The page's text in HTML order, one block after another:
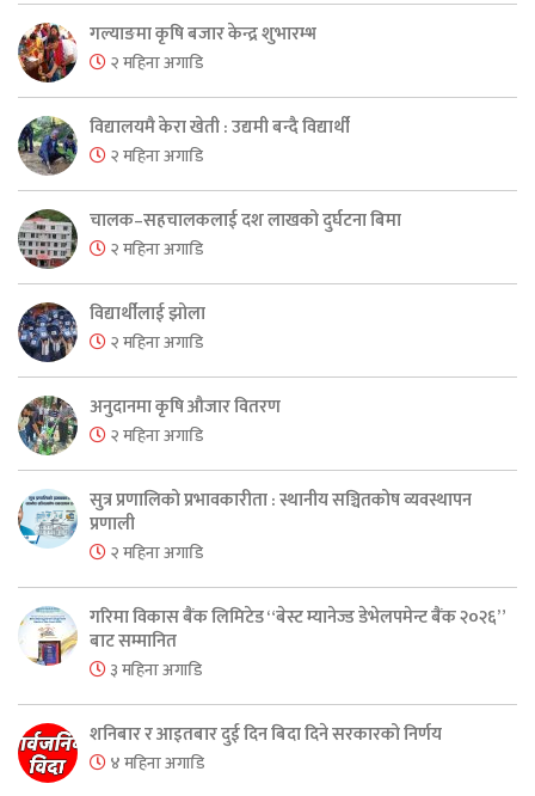
गल्याङमा कृषि बजार केन्द्र शुभारम्भ
२ महिना अगाडि
विद्यालयमै केरा खेती : उद्यमी बन्दै विद्यार्थी
२ महिना अगाडि
चालक–सहचालकलाई दश लाखको दुर्घटना बिमा
२ महिना अगाडि
विद्यार्थीलाई झोला
२ महिना अगाडि
अनुदानमा कृषि औजार वितरण
२ महिना अगाडि
सुत्र प्रणालिको प्रभावकारीता : स्थानीय सञ्चितकोष व्यवस्थापन
प्रणाली
२ महिना अगाडि
गरिमा विकास बैंक लिमिटेड “बेस्ट म्यानेज्ड डेभेलपमेन्ट बैंक २०२६”
बाट सम्मानित
३ महिना अगाडि
शनिबार र आइतबार दुई दिन बिदा दिने सरकारको निर्णय
४ महिना अगाडि